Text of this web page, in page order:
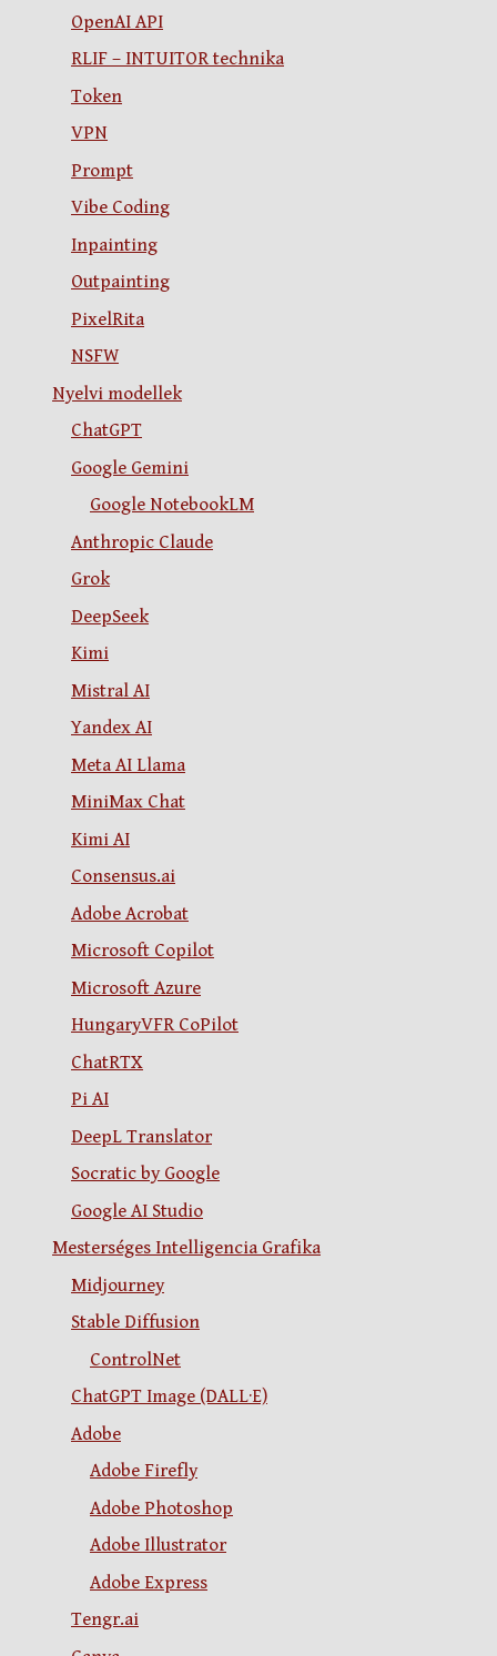
OpenAI API
RLIF – INTUITOR technika
Token
VPN
Prompt
Vibe Coding
Inpainting
Outpainting
PixelRita
NSFW
Nyelvi modellek
ChatGPT
Google Gemini
Google NotebookLM
Anthropic Claude
Grok
DeepSeek
Kimi
Mistral AI
Yandex AI
Meta AI Llama
MiniMax Chat
Kimi AI
Consensus.ai
Adobe Acrobat
Microsoft Copilot
Microsoft Azure
HungaryVFR CoPilot
ChatRTX
Pi AI
DeepL Translator
Socratic by Google
Google AI Studio
Mesterséges Intelligencia Grafika
Midjourney
Stable Diffusion
ControlNet
ChatGPT Image (DALL·E)
Adobe
Adobe Firefly
Adobe Photoshop
Adobe Illustrator
Adobe Express
Tengr.ai